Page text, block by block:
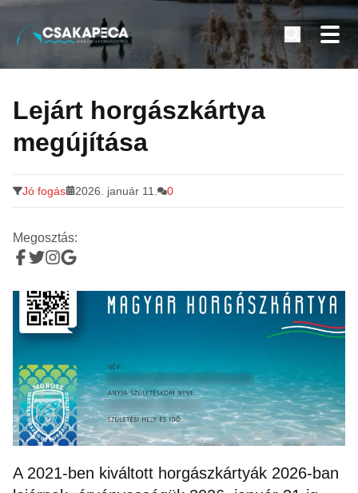
tartalomra
Minden a horgászatról
Lejárt horgászkártya
megújítása
Jó fogás 2026. január 11. 0
Megosztás:
A 2021-ben kiváltott horgászkártyák 2026-ban